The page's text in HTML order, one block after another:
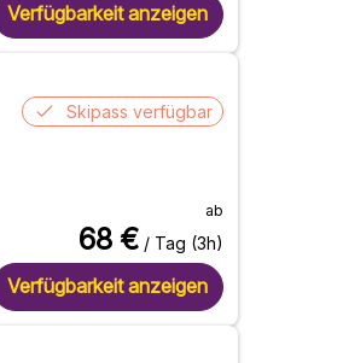
Verfügbarkeit anzeigen
Skipass verfügbar
ab
68 € / Tag (3h)
Verfügbarkeit anzeigen